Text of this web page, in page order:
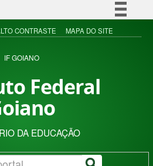
Simplifique!
Acesso à informação
CONTRASTE MAPA DO SITE
IF GOIANO
Federal
DA EDUCAÇÃO